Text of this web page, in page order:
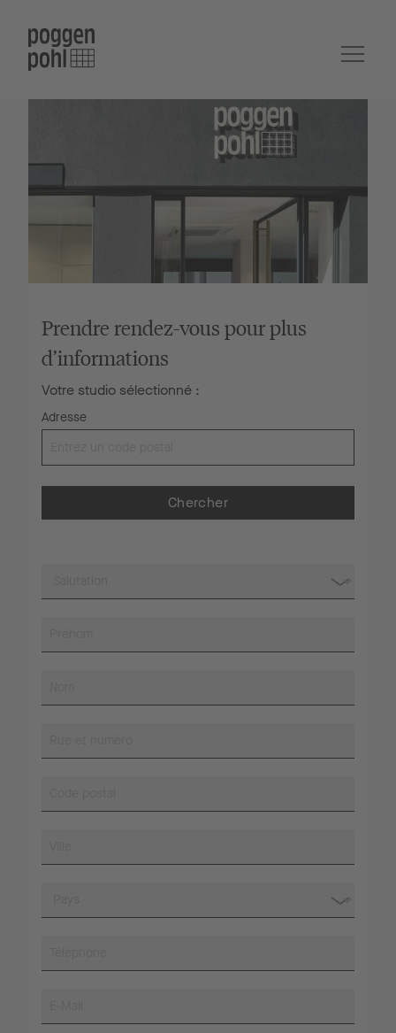
Prendre rendez-vous pour plus
d’informations
Votre studio sélectionné :
Adresse
Chercher